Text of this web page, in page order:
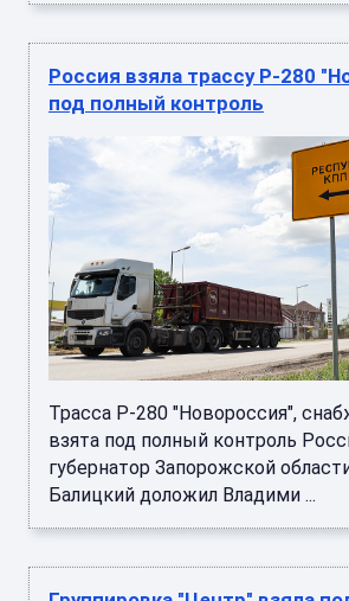
Россия взяла трассу Р-280
под полный контроль
Трасса Р-280 "Новороссия",
взята под полный контроль
губернатор Запорожской
Балицкий доложил Владими ...